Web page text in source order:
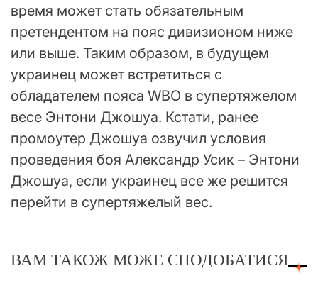
время может стать обязательным
претендентом на пояс дивизионом ниже
или выше. Таким образом, в будущем
украинец может встретиться с
обладателем пояса WBO в супертяжелом
весе Энтони Джошуа. Кстати, ранее
промоутер Джошуа озвучил условия
проведения боя Александр Усик – Энтони
Джошуа, если украинец все же решится
перейти в супертяжелый вес.
ВАМ ТАКОЖ МОЖЕ СПОДОБАТИСЯ